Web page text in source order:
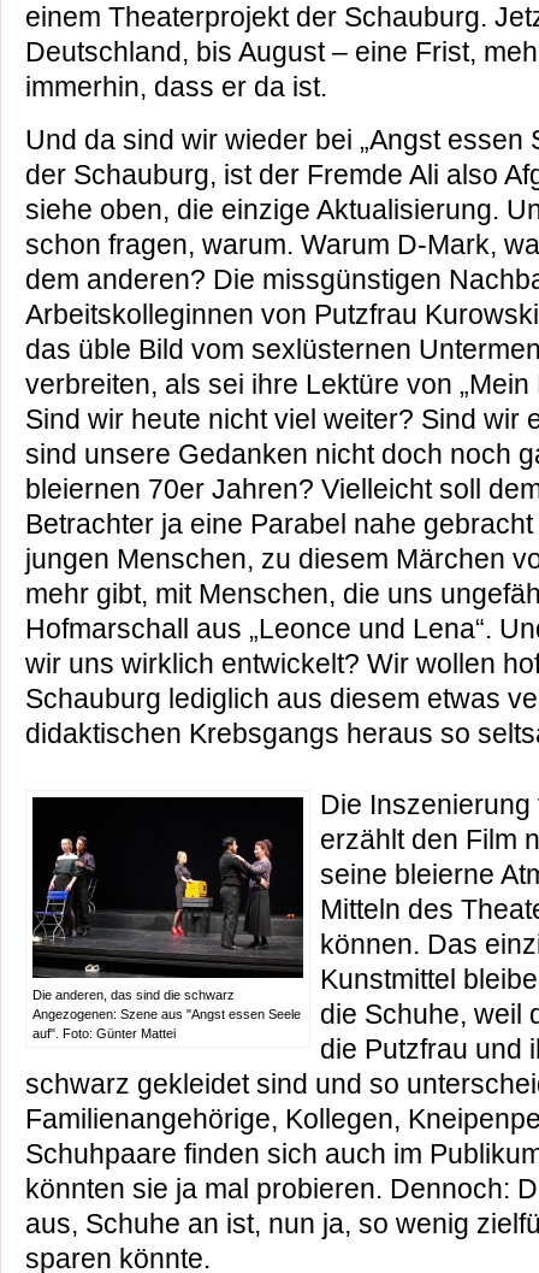
einem Theaterprojekt der Schauburg.
Deutschland, bis August – eine Frist,
immerhin, dass er da ist.
Und da sind wir wieder bei „Angst essen
der Schauburg, ist der Fremde Ali also
siehe oben, die einzige Aktualisierung.
schon fragen, warum. Warum D-Mark,
dem anderen? Die missgünstigen
Arbeitskolleginnen von Putzfrau
das üble Bild vom sexlüsternen
verbreiten, als sei ihre Lektüre von „Mein
Sind wir heute nicht viel weiter? Sind wir
sind unsere Gedanken nicht doch noch
bleiernen 70er Jahren? Vielleicht soll
Betrachter ja eine Parabel nahe
jungen Menschen, zu diesem Märchen
mehr gibt, mit Menschen, die uns
Hofmarschall aus „Leonce und Lena“.
wir uns wirklich entwickelt? Wir wollen
Schauburg lediglich aus diesem etwas
didaktischen Krebsgangs heraus so
Die anderen, das sind die schwarz
Angezogenen: Szene aus "Angst essen Seele
auf". Foto: Günter Mattei
Die
erzählt den Film
seine bleierne
Mitteln des
können. Das
Kunstmittel
die Schuhe, weil
die Putzfrau und
schwarz gekleidet sind und so
Familienangehörige, Kollegen,
Schuhpaare finden sich auch im
könnten sie ja mal probieren. Dennoch:
aus, Schuhe an ist, nun ja, so wenig
sparen könnte.